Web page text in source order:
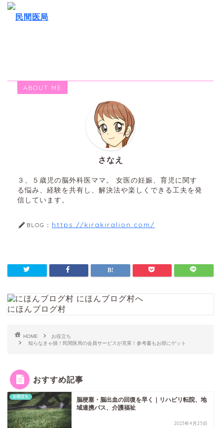
民間医局
ABOUT ME
さなえ
３、５歳児の脳外科医ママ。 女医の妊娠、育児に関す
る悩み、経験を共有し、解決法や楽しくできる工夫を発
信しています。
BLOG： https://kirakiralion.com/
にほんブログ村
HOME
お役立ち
知らなきゃ損！民間医局の会員サービスが充実！参考書もお得にゲット
おすすめ記事
お役立ち
脳梗塞・脳出血の回復を早く｜リハビリ転院、地
域連携パス、介護福祉
2023年4月25日